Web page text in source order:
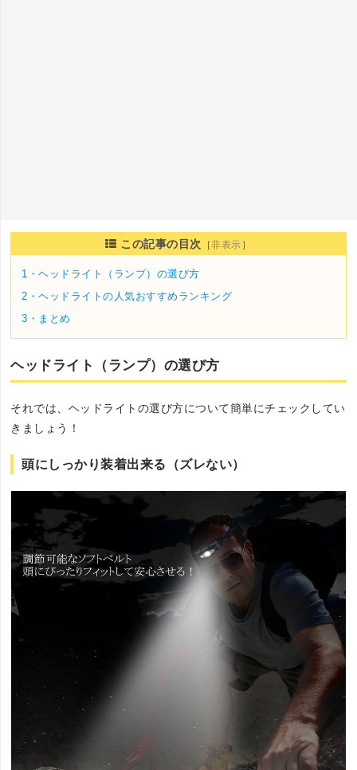
この記事の目次 ［非表示 ］
1・ヘッドライト（ランプ）の選び方
2・ヘッドライトの人気おすすめランキング
3・ まとめ
ヘッドライト（ランプ）の選び方
それでは、ヘッドライトの選び方について簡単にチェックしてい
きましょう！
頭にしっかり装着出来る（ズレない）